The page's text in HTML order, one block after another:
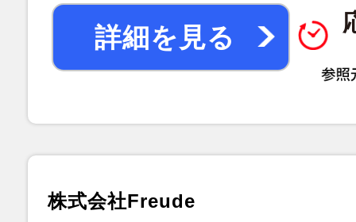
詳細を見る
株式会社Freude